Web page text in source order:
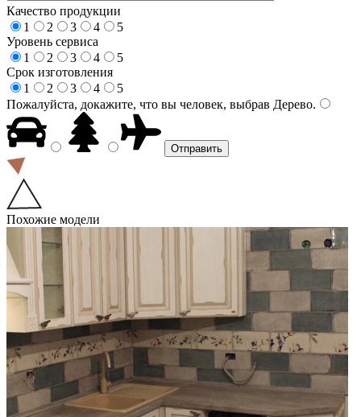
Качество продукции
1
2 3 4
5
Уровень сервиса
1
2 3 4
5
Срок изготовления
1
2 3 4
5
Пожалуйста, докажите, что вы человек, выбрав Дерево.
Похожие модели